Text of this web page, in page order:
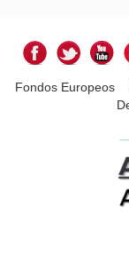
Fondos Europeos